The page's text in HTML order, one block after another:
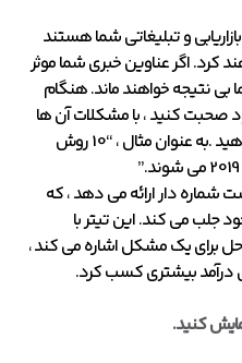
و تبلیغاتی شما هستند
کرد. اگر عناوین خبری شما موثر
بی نتیجه خواهند ماند. هنگام
صحبت کنید ، با مشکلات آن ها
همدلی کنید و نوعی راه حل را ارائه دهید .به عنوان مثال ، “10 روش
شماره دار ارائه می دهد ، که
جلب می کند. این تیتر با
حل برای یک مشکل اشاره می کند ،
درآمد بیشتری کسب کرد.
کنید.